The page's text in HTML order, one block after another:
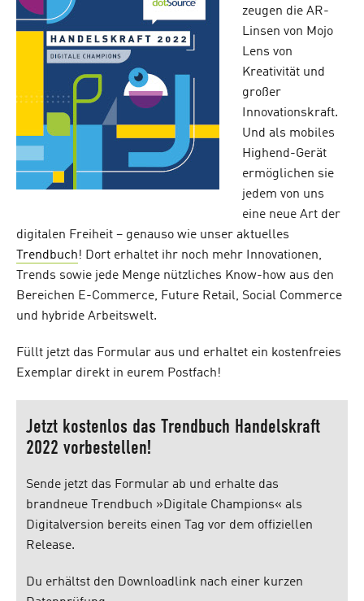
zeugen die AR-
Linsen von Mojo
Lens von
Kreativität und
großer
Innovationskraft.
Und als mobiles
Highend-Gerät
ermöglichen sie
jedem von uns
eine neue Art der
digitalen Freiheit – genauso wie unser aktuelles
Trendbuch! Dort erhaltet ihr noch mehr Innovationen,
Trends sowie jede Menge nützliches Know-how aus den
Bereichen E-Commerce, Future Retail, Social Commerce
und hybride Arbeitswelt.
Füllt jetzt das Formular aus und erhaltet ein kostenfreies
Exemplar direkt in eurem Postfach!